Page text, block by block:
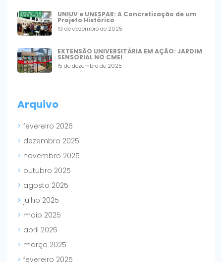
UNIUV e UNESPAR: A Concretização de um
Projeto Histórico
19 de dezembro de 2025
EXTENSÃO UNIVERSITÁRIA EM AÇÃO: JARDIM
SENSORIAL NO CMEI
15 de dezembro de 2025
Arquivo
fevereiro 2026
dezembro 2025
novembro 2025
outubro 2025
agosto 2025
julho 2025
maio 2025
abril 2025
março 2025
fevereiro 2025